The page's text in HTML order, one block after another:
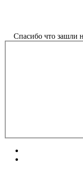
Спасибо что зашли